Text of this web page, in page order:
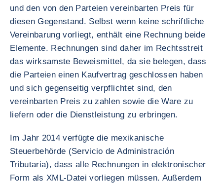
und den von den Parteien vereinbarten Preis für
diesen Gegenstand. Selbst wenn keine schriftliche
Vereinbarung vorliegt, enthält eine Rechnung beide
Elemente. Rechnungen sind daher im Rechtsstreit
das wirksamste Beweismittel, da sie belegen, dass
die Parteien einen Kaufvertrag geschlossen haben
und sich gegenseitig verpflichtet sind, den
vereinbarten Preis zu zahlen sowie die Ware zu
liefern oder die Dienstleistung zu erbringen.
Im Jahr 2014 verfügte die mexikanische
Steuerbehörde (Servicio de Administración
Tributaria), dass alle Rechnungen in elektronischer
Form als XML-Datei vorliegen müssen. Außerdem